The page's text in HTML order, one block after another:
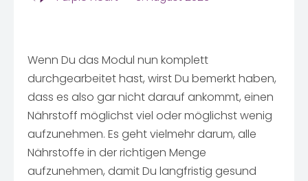
Wenn Du das Modul nun komplett
durchgearbeitet hast, wirst Du bemerkt haben,
dass es also gar nicht darauf ankommt, einen
Nährstoff möglichst viel oder möglichst wenig
aufzunehmen. Es geht vielmehr darum, alle
Nährstoffe in der richtigen Menge
aufzunehmen, damit Du langfristig gesund